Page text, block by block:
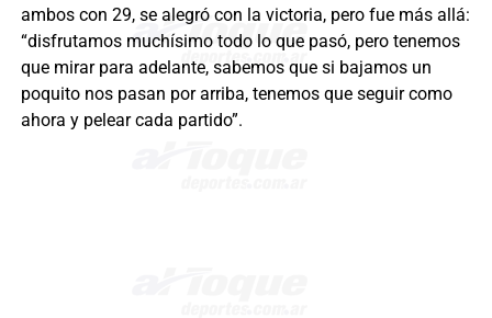
ambos con 29, se alegró con la victoria, pero fue más allá:
“disfrutamos muchísimo todo lo que pasó, pero tenemos
que mirar para adelante, sabemos que si bajamos un
poquito nos pasan por arriba, tenemos que seguir como
ahora y pelear cada partido”.